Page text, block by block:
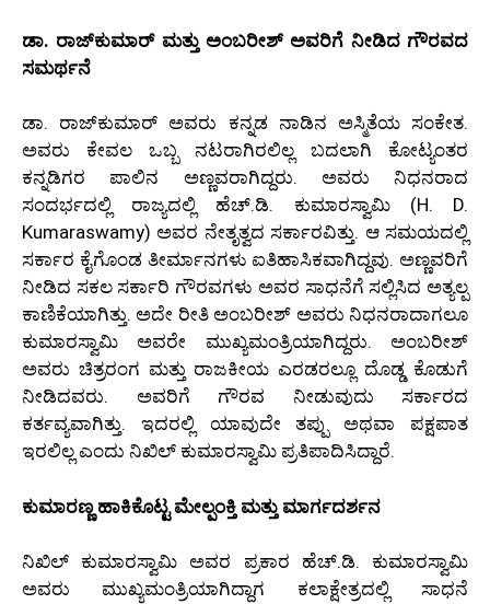
ಡಾ. ರಾಜ್‌ಕುಮಾರ್ ಮತ್ತು ಅಂಬರೀಶ್ ಅವರಿಗೆ ನೀಡಿದ ಗೌರವದ
ಸಮರ್ಥನೆ
ಡಾ. ರಾಜ್‌ಕುಮಾರ್ ಅವರು ಕನ್ನಡ ನಾಡಿನ ಅಸ್ಮಿತೆಯ ಸಂಕೇತ.
ಅವರು ಕೇವಲ ಒಬ್ಬ ನಟರಾಗಿರಲಿಲ್ಲ ಬದಲಾಗಿ ಕೋಟ್ಯಂತರ
ಕನ್ನಡಿಗರ ಪಾಲಿನ ಅಣ್ಣವರಾಗಿದ್ದರು. ಅವರು ನಿಧನರಾದ
ಸಂದರ್ಭದಲ್ಲಿ ರಾಜ್ಯದಲ್ಲಿ ಹೆಚ್.ಡಿ. ಕುಮಾರಸ್ವಾಮಿ (H. D.
Kumaraswamy) ಅವರ ನೇತೃತ್ವದ ಸರ್ಕಾರವಿತ್ತು. ಆ ಸಮಯದಲ್ಲಿ
ಸರ್ಕಾರ ಕೈಗೊಂಡ ತೀರ್ಮಾನಗಳು ಐತಿಹಾಸಿಕವಾಗಿದ್ದವು. ಅಣ್ಣವರಿಗೆ
ನೀಡಿದ ಸಕಲ ಸರ್ಕಾರಿ ಗೌರವಗಳು ಅವರ ಸಾಧನೆಗೆ ಸಲ್ಲಿಸಿದ ಅತ್ಯಲ್ಪ
ಕಾಣಿಕೆಯಾಗಿತ್ತು. ಅದೇ ರೀತಿ ಅಂಬರೀಶ್ ಅವರು ನಿಧನರಾದಾಗಲೂ
ಕುಮಾರಸ್ವಾಮಿ ಅವರೇ ಮುಖ್ಯಮಂತ್ರಿಯಾಗಿದ್ದರು. ಅಂಬರೀಶ್
ಅವರು ಚಿತ್ರರಂಗ ಮತ್ತು ರಾಜಕೀಯ ಎರಡರಲ್ಲೂ ದೊಡ್ಡ ಕೊಡುಗೆ
ನೀಡಿದವರು. ಅವರಿಗೆ ಗೌರವ ನೀಡುವುದು ಸರ್ಕಾರದ
ಕರ್ತವ್ಯವಾಗಿತ್ತು. ಇದರಲ್ಲಿ ಯಾವುದೇ ತಪ್ಪು ಅಥವಾ ಪಕ್ಷಪಾತ
ಇರಲಿಲ್ಲ ಎಂದು ನಿಖಿಲ್ ಕುಮಾರಸ್ವಾಮಿ ಪ್ರತಿಪಾದಿಸಿದ್ದಾರೆ.
ಕುಮಾರಣ್ಣ ಹಾಕಿಕೊಟ್ಟ ಮೇಲ್ಪಂಕ್ತಿ ಮತ್ತು ಮಾರ್ಗದರ್ಶನ
ನಿಖಿಲ್ ಕುಮಾರಸ್ವಾಮಿ ಅವರ ಪ್ರಕಾರ ಹೆಚ್.ಡಿ. ಕುಮಾರಸ್ವಾಮಿ
ಅವರು ಮುಖ್ಯಮಂತ್ರಿಯಾಗಿದ್ದಾಗ ಕಲಾಕ್ಷೇತ್ರದಲ್ಲಿ ಸಾಧನೆ